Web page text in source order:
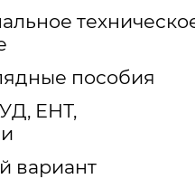
пособия
ЕНТ,
вариант